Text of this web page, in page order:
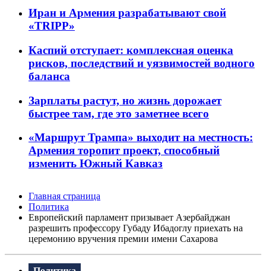
Иран и Армения разрабатывают свой
«TRIPP»
Каспий отступает: комплексная оценка
рисков, последствий и уязвимостей водного
баланса
Зарплаты растут, но жизнь дорожает
быстрее там, где это заметнее всего
«Маршрут Трампа» выходит на местность:
Армения торопит проект, способный
изменить Южный Кавказ
Главная страница
Политика
Европейский парламент призывает Азербайджан
разрешить профессору Губаду Ибадоглу приехать на
церемонию вручения премии имени Сахарова